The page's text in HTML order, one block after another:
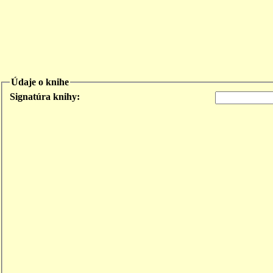
Údaje o knihe
Signatúra knihy: